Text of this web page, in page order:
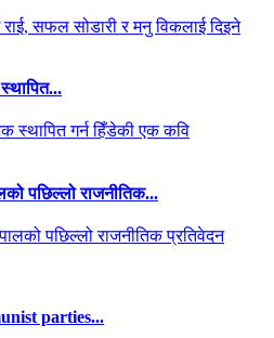
पछिल्लो राजनीतिक...
parties...